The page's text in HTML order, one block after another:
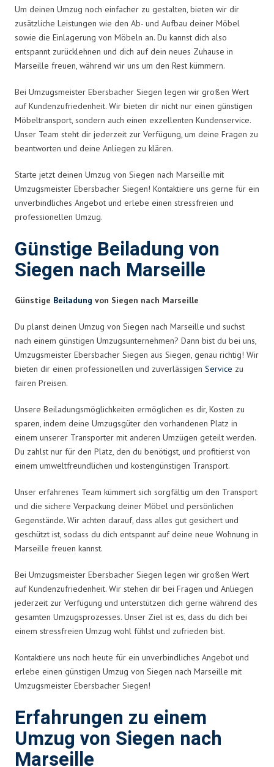
Um deinen Umzug noch einfacher zu gestalten, bieten wir dir
zusätzliche Leistungen wie den Ab- und Aufbau deiner Möbel
sowie die Einlagerung von Möbeln an. Du kannst dich also
entspannt zurücklehnen und dich auf dein neues Zuhause in
Marseille freuen, während wir uns um den Rest kümmern.
Bei Umzugsmeister Ebersbacher Siegen legen wir großen Wert
auf Kundenzufriedenheit. Wir bieten dir nicht nur einen günstigen
Möbeltransport, sondern auch einen exzellenten Kundenservice.
Unser Team steht dir jederzeit zur Verfügung, um deine Fragen zu
beantworten und deine Anliegen zu klären.
Starte jetzt deinen Umzug von Siegen nach Marseille mit
Umzugsmeister Ebersbacher Siegen! Kontaktiere uns gerne für ein
unverbindliches Angebot und erlebe einen stressfreien und
professionellen Umzug.
Günstige Beiladung von
Siegen nach Marseille
Günstige Beiladung von Siegen nach Marseille
Du planst deinen Umzug von Siegen nach Marseille und suchst
nach einem günstigen Umzugsunternehmen? Dann bist du bei uns,
Umzugsmeister Ebersbacher Siegen aus Siegen, genau richtig! Wir
bieten dir einen professionellen und zuverlässigen Service zu
fairen Preisen.
Unsere Beiladungsmöglichkeiten ermöglichen es dir, Kosten zu
sparen, indem deine Umzugsgüter den vorhandenen Platz in
einem unserer Transporter mit anderen Umzügen geteilt werden.
Du zahlst nur für den Platz, den du benötigst, und profitierst von
einem umweltfreundlichen und kostengünstigen Transport.
Unser erfahrenes Team kümmert sich sorgfältig um den Transport
und die sichere Verpackung deiner Möbel und persönlichen
Gegenstände. Wir achten darauf, dass alles gut gesichert und
geschützt ist, sodass du dich entspannt auf deine neue Wohnung in
Marseille freuen kannst.
Bei Umzugsmeister Ebersbacher Siegen legen wir großen Wert
auf Kundenzufriedenheit. Wir stehen dir bei Fragen und Anliegen
jederzeit zur Verfügung und unterstützen dich gerne während des
gesamten Umzugsprozesses. Unser Ziel ist es, dass du dich bei
einem stressfreien Umzug wohl fühlst und zufrieden bist.
Kontaktiere uns noch heute für ein unverbindliches Angebot und
erlebe einen günstigen Umzug von Siegen nach Marseille mit
Umzugsmeister Ebersbacher Siegen!
Erfahrungen zu einem
Umzug von Siegen nach
Marseille